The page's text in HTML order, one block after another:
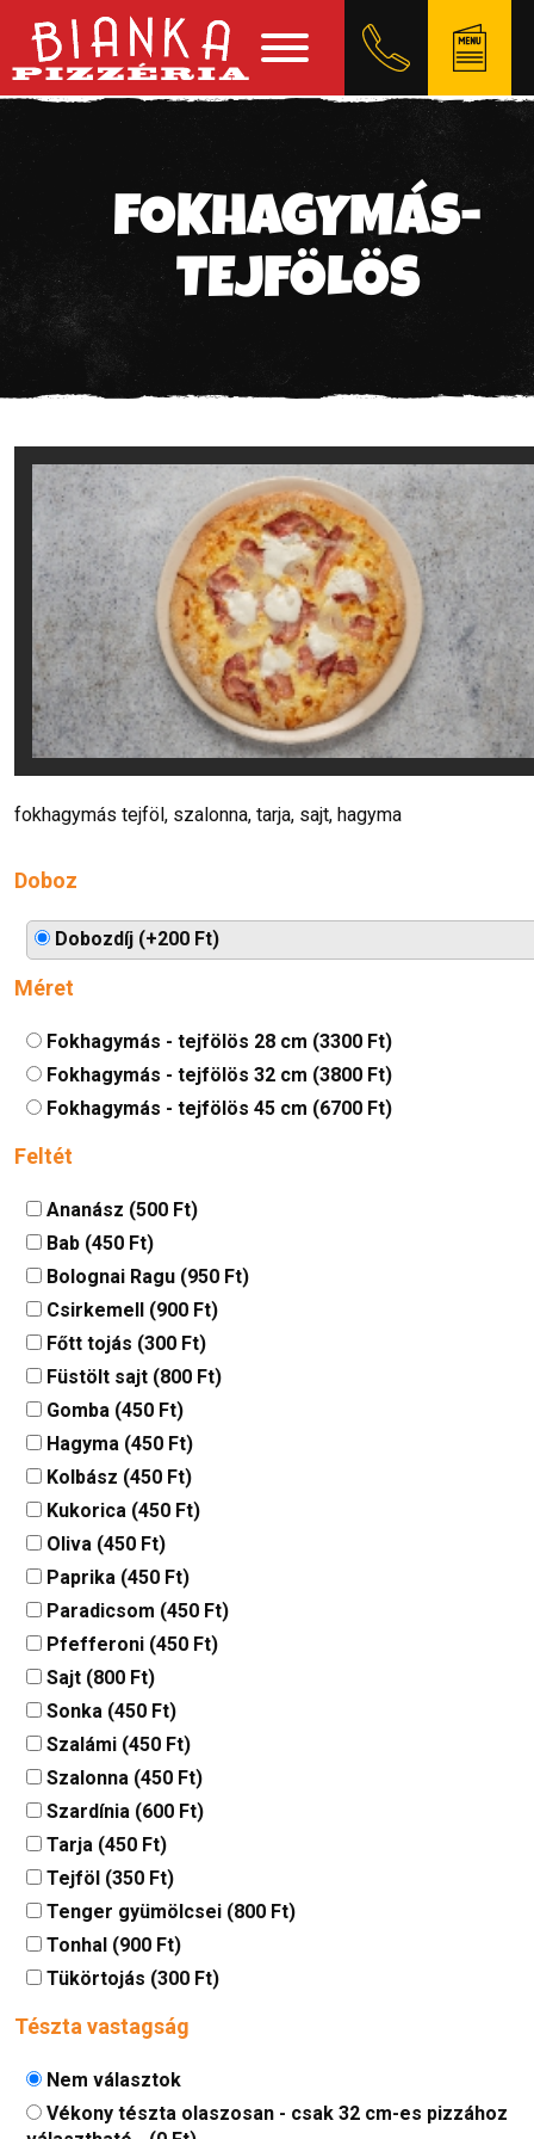
FOKHAGYMÁS-
TEJFÖLÖS
fokhagymás tejföl, szalonna, tarja, sajt, hagyma
Doboz
Dobozdíj (+200 Ft)
Méret
Fokhagymás - tejfölös 28 cm (3300 Ft)
Fokhagymás - tejfölös 32 cm (3800 Ft)
Fokhagymás - tejfölös 45 cm (6700 Ft)
Feltét
Ananász (500 Ft)
Bab (450 Ft)
Bolognai Ragu (950 Ft)
Csirkemell (900 Ft)
Főtt tojás (300 Ft)
Füstölt sajt (800 Ft)
Gomba (450 Ft)
Hagyma (450 Ft)
Kolbász (450 Ft)
Kukorica (450 Ft)
Oliva (450 Ft)
Paprika (450 Ft)
Paradicsom (450 Ft)
Pfefferoni (450 Ft)
Sajt (800 Ft)
Sonka (450 Ft)
Szalámi (450 Ft)
Szalonna (450 Ft)
Szardínia (600 Ft)
Tarja (450 Ft)
Tejföl (350 Ft)
Tenger gyümölcsei (800 Ft)
Tonhal (900 Ft)
Tükörtojás (300 Ft)
Tészta vastagság
Nem választok
Vékony tészta olaszosan - csak 32 cm-es pizzához